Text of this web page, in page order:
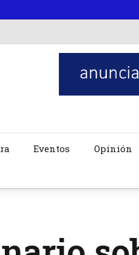
Eventos Opinión